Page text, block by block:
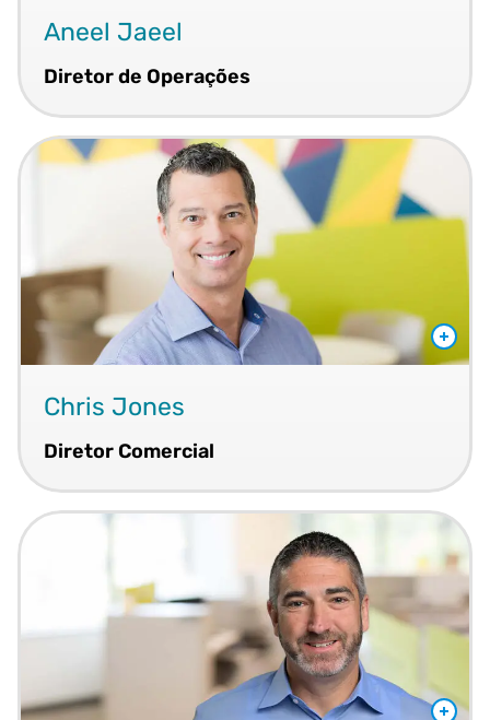
Aneel Jaeel
Diretor de Operações
Chris Jones
Diretor Comercial